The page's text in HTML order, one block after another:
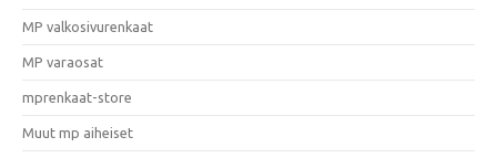
MP valkosivurenkaat
MP varaosat
mprenkaat-store
Muut mp aiheiset